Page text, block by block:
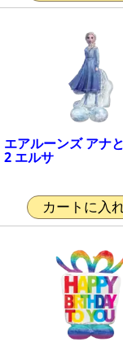
エアルーンズ アナ
2 エルサ
カートに入